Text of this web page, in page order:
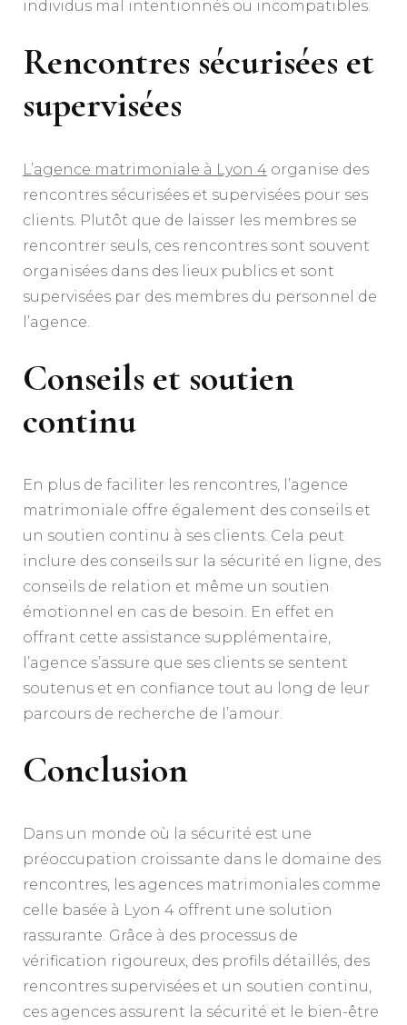
individus mal intentionnés ou incompatibles.
Rencontres sécurisées et
supervisées
L’agence matrimoniale à Lyon 4 organise des
rencontres sécurisées et supervisées pour ses
clients. Plutôt que de laisser les membres se
rencontrer seuls, ces rencontres sont souvent
organisées dans des lieux publics et sont
supervisées par des membres du personnel de
l’agence.
Conseils et soutien
continu
En plus de faciliter les rencontres, l’agence
matrimoniale offre également des conseils et
un soutien continu à ses clients. Cela peut
inclure des conseils sur la sécurité en ligne, des
conseils de relation et même un soutien
émotionnel en cas de besoin. En effet en
offrant cette assistance supplémentaire,
l’agence s’assure que ses clients se sentent
soutenus et en confiance tout au long de leur
parcours de recherche de l’amour.
Conclusion
Dans un monde où la sécurité est une
préoccupation croissante dans le domaine des
rencontres, les agences matrimoniales comme
celle basée à Lyon 4 offrent une solution
rassurante. Grâce à des processus de
vérification rigoureux, des profils détaillés, des
rencontres supervisées et un soutien continu,
ces agences assurent la sécurité et le bien-être